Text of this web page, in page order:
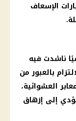
الإسعاف
ناشدت فيه
بالعبور من
العشوائية،
إلى إزهاق